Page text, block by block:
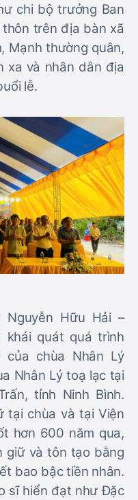
chi bộ trưởng Ban
trên địa bàn xã
Mạnh thường quân,
xa và nhân dân địa
lễ.
Nguyễn Hữu Hải –
khái quát quá trình
chùa Nhân Lý
Nhân Lý toạ lạc tại
tỉnh Ninh Bình.
tại chùa và tại Viện
hơn 600 năm qua,
giữ và tôn tạo bằng
bao bậc tiền nhân.
sĩ hiển đạt như Đặc